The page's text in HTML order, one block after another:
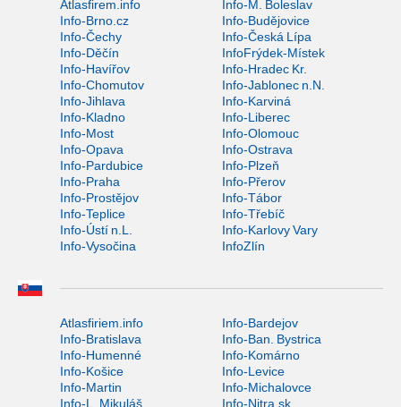
Atlasfirem.info
Info-M. Boleslav
Info-Brno.cz
Info-Budějovice
Info-Čechy
Info-Česká Lípa
Info-Děčín
InfoFrýdek-Místek
Info-Havířov
Info-Hradec Kr.
Info-Chomutov
Info-Jablonec n.N.
Info-Jihlava
Info-Karviná
Info-Kladno
Info-Liberec
Info-Most
Info-Olomouc
Info-Opava
Info-Ostrava
Info-Pardubice
Info-Plzeň
Info-Praha
Info-Přerov
Info-Prostějov
Info-Tábor
Info-Teplice
Info-Třebíč
Info-Ústí n.L.
Info-Karlovy Vary
Info-Vysočina
InfoZlín
Atlasfiriem.info
Info-Bardejov
Info-Bratislava
Info-Ban. Bystrica
Info-Humenné
Info-Komárno
Info-Košice
Info-Levice
Info-Martin
Info-Michalovce
Info-L. Mikuláš
Info-Nitra.sk